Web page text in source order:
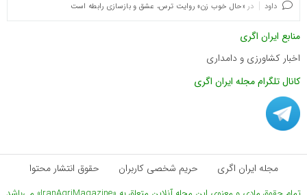
داود در «حال خوب زن» روایت ترس، عشق و بازسازی رابطه است
منابع ایران اگری
اخبار کشاورزی و دامداری
کانال تلگرام مجله ایران اگری
مجله ایران اگری حریم شخصی کاربران حقوق انتشار محتوا